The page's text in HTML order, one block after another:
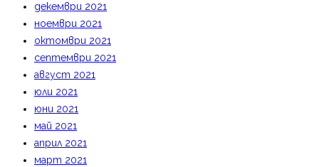
декември 2021
ноември 2021
октомври 2021
септември 2021
август 2021
юли 2021
юни 2021
май 2021
април 2021
март 2021